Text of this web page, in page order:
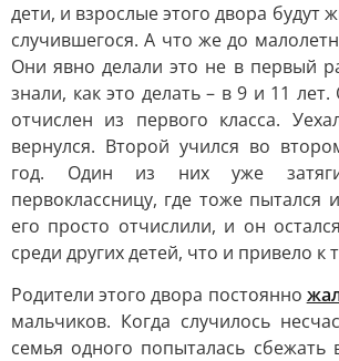
дети, и взрослые этого двора будут
случившегося. А что же до
Они явно делали это не в первый
знали, как это делать – в 9 и 11
отчислен из первого класса.
вернулся. Второй учился во
год. Один из них уже
первоклассницу, где тоже пытался
его просто отчислили, и он
среди других детей, что и привело к
Родители этого двора постоянно
мальчиков. Когда случилось
семья одного попыталась сбежать